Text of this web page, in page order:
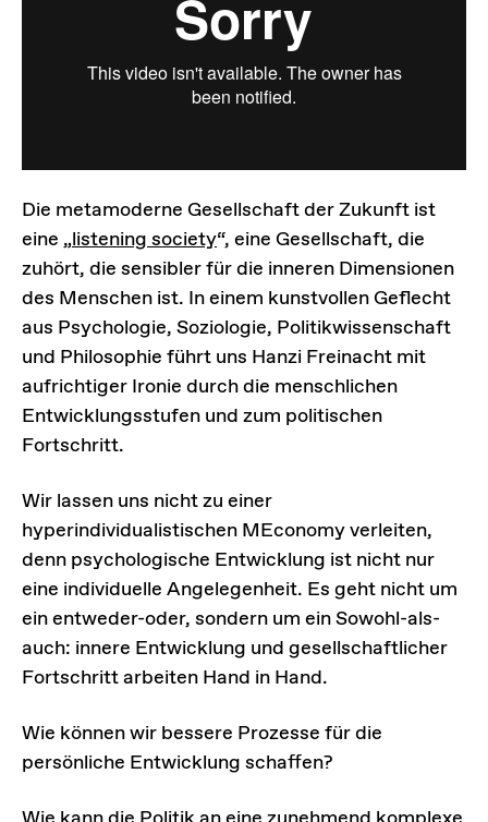
Die metamoderne Gesellschaft der Zukunft ist
eine „listening society“, eine Gesellschaft, die
zuhört, die sensibler für die inneren Dimensionen
des Menschen ist. In einem kunstvollen Geflecht
aus Psychologie, Soziologie, Politikwissenschaft
und Philosophie führt uns Hanzi Freinacht mit
aufrichtiger Ironie durch die menschlichen
Entwicklungsstufen und zum politischen
Fortschritt.
Wir lassen uns nicht zu einer
hyperindividualistischen MEconomy verleiten,
denn psychologische Entwicklung ist nicht nur
eine individuelle Angelegenheit. Es geht nicht um
ein entweder-oder, sondern um ein Sowohl-als-
auch: innere Entwicklung und gesellschaftlicher
Fortschritt arbeiten Hand in Hand.
Wie können wir bessere Prozesse für die
persönliche Entwicklung schaffen?